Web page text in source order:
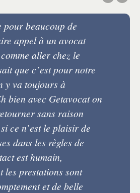
pour beaucoup de
appel à un avocat
aller chez le
que c’est pour notre
y va toujours à
bien avec Getavocat on
sans raison
ce n’est le plaisir de
dans les règles de
est humain,
les prestations sont
et de belle